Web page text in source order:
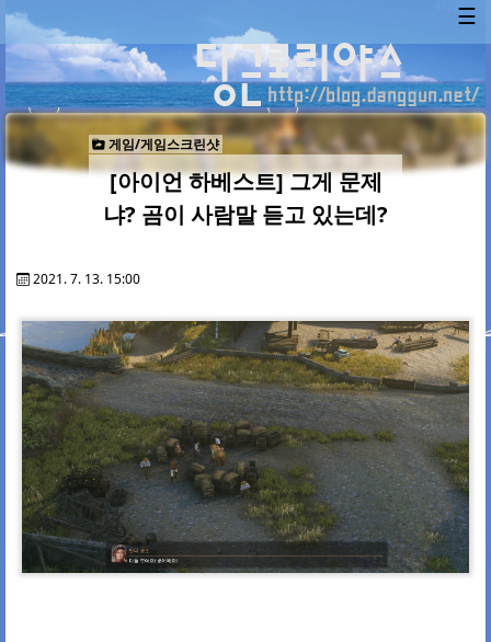
☰
게임/게임스크린샷
[아이언 하베스트] 그게 문제
냐? 곰이 사람말 듣고 있는데?
2021. 7. 13. 15:00